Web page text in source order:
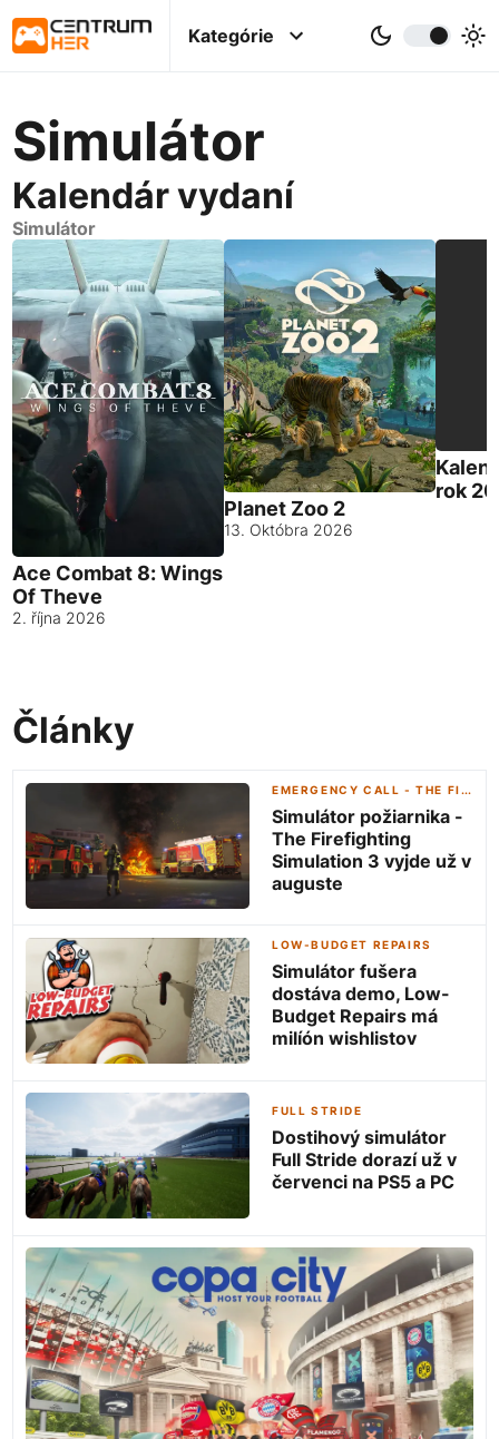
Kategórie
Simulátor
Kalendár vydaní
Simulátor
Ace Combat 8: Wings
Of Theve
2. října 2026
Planet Zoo 2
13. Októbra 2026
rok
Články
EMERGENCY CALL - THE FIREFIGHTING SIMULATION 3
Simulátor požiarnika -
The Firefighting
Simulation 3 vyjde už v
auguste
LOW-BUDGET REPAIRS
Simulátor fušera
dostáva demo, Low-
Budget Repairs má
milíón wishlistov
FULL STRIDE
Dostihový simulátor
Full Stride dorazí už v
červenci na PS5 a PC